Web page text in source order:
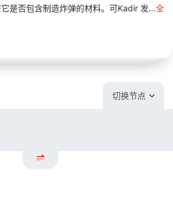
是否包含制造炸弹的材料。可Kadir 发...全
切换节点